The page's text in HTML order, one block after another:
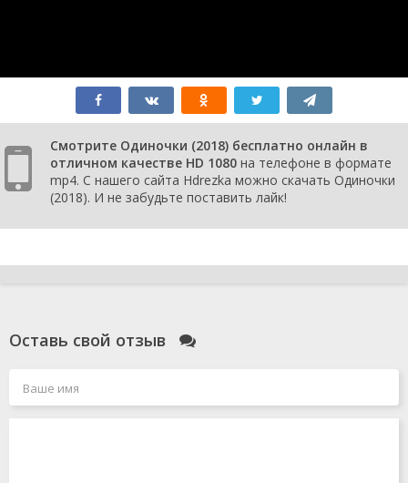
Смотрите Одиночки (2018) бесплатно онлайн в
отличном качестве HD 1080 на телефоне в формате
mp4. С нашего сайта Hdrezka можно скачать Одиночки
(2018). И не забудьте поставить лайк!
Оставь свой отзыв